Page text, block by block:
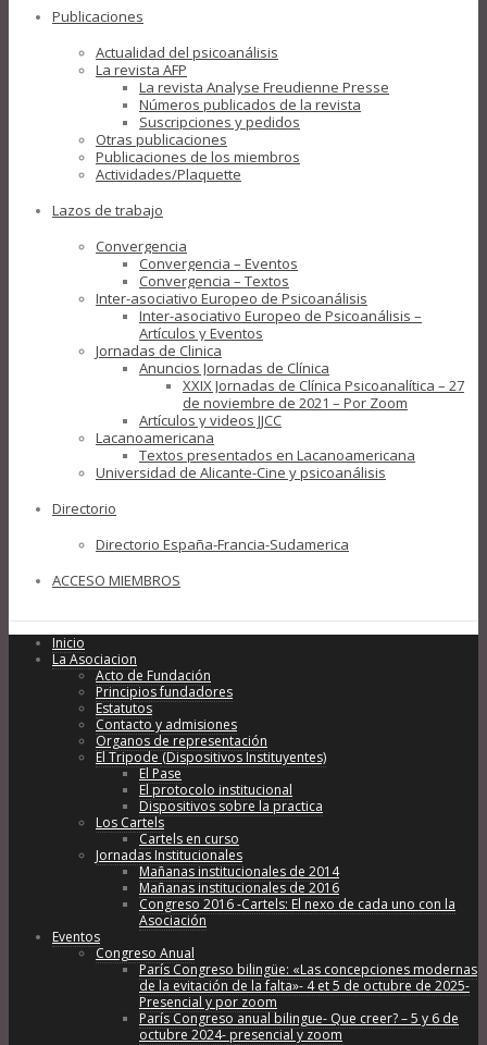
Publicaciones
Actualidad del psicoanálisis
La revista AFP
La revista Analyse Freudienne Presse
Números publicados de la revista
Suscripciones y pedidos
Otras publicaciones
Publicaciones de los miembros
Actividades/Plaquette
Lazos de trabajo
Convergencia
Convergencia – Eventos
Convergencia – Textos
Inter-asociativo Europeo de Psicoanálisis
Inter-asociativo Europeo de Psicoanálisis –
Artículos y Eventos
Jornadas de Clinica
Anuncios Jornadas de Clínica
XXIX Jornadas de Clínica Psicoanalítica – 27
de noviembre de 2021 – Por Zoom
Artículos y videos JJCC
Lacanoamericana
Textos presentados en Lacanoamericana
Universidad de Alicante-Cine y psicoanálisis
Directorio
Directorio España-Francia-Sudamerica
ACCESO MIEMBROS
Inicio
La Asociacion
Acto de Fundación
Principios fundadores
Estatutos
Contacto y admisiones
Organos de representación
El Tripode (Dispositivos Instituyentes)
El Pase
El protocolo institucional
Dispositivos sobre la practica
Los Cartels
Cartels en curso
Jornadas Institucionales
Mañanas institucionales de 2014
Mañanas institucionales de 2016
Congreso 2016 -Cartels: El nexo de cada uno con la
Asociación
Eventos
Congreso Anual
París Congreso bilingüe: «Las concepciones modernas
de la evitación de la falta»- 4 et 5 de octubre de 2025-
Presencial y por zoom
París Congreso anual bilingue- Que creer? – 5 y 6 de
octubre 2024- presencial y zoom